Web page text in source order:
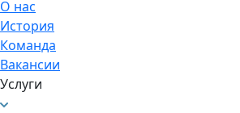
О нас
История
Команда
Вакансии
Услуги